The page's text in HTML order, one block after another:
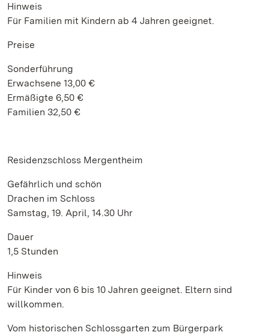
Hinweis
Für Familien mit Kindern ab 4 Jahren geeignet.
Preise
Sonderführung
Erwachsene 13,00 €
Ermäßigte 6,50 €
Familien 32,50 €
Residenzschloss Mergentheim
Gefährlich und schön
Drachen im Schloss
Samstag, 19. April, 14.30 Uhr
Dauer
1,5 Stunden
Hinweis
Für Kinder von 6 bis 10 Jahren geeignet. Eltern sind
willkommen.
Vom historischen Schlossgarten zum Bürgerpark